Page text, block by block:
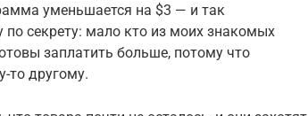
уменьшается на $3 — и так
секрету: мало кто из моих знакомых
заплатить больше, потому что
то другому.